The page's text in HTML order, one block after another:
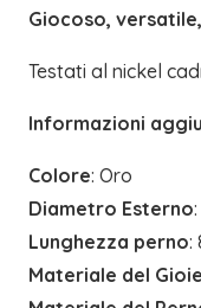
Giocoso,
Testati al nickel
Informazioni
Colore: Oro
Diametro Esterno
Lunghezza perno:
Materiale del